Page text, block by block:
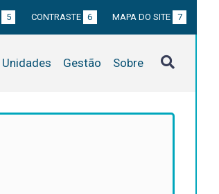
5 CONTRASTE 6 MAPA DO SITE 7
Unidades Gestão Sobre